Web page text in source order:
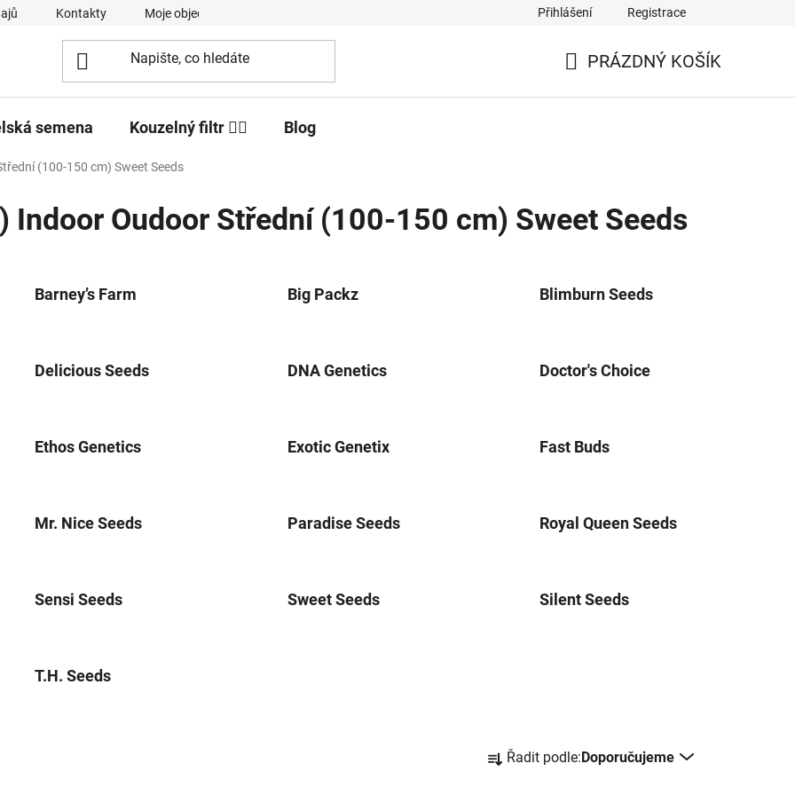
Kontakty Moje objednávka Přihlášení Registrace
PRÁZDNÝ KOŠÍK
semena Kouzelný filtr 🧙‍♂️ Blog
(100-150 cm) Sweet Seeds
Oudoor Střední (100-150 cm) Sweet Seeds
Barney’s Farm Big Packz Blimburn Seeds
Delicious Seeds DNA Genetics Doctor's Choice
Ethos Genetics Exotic Genetix Fast Buds
Mr. Nice Seeds Paradise Seeds Royal Queen Seeds
Sensi Seeds Sweet Seeds Silent Seeds
T.H. Seeds
a Řadit podle:Doporučujeme